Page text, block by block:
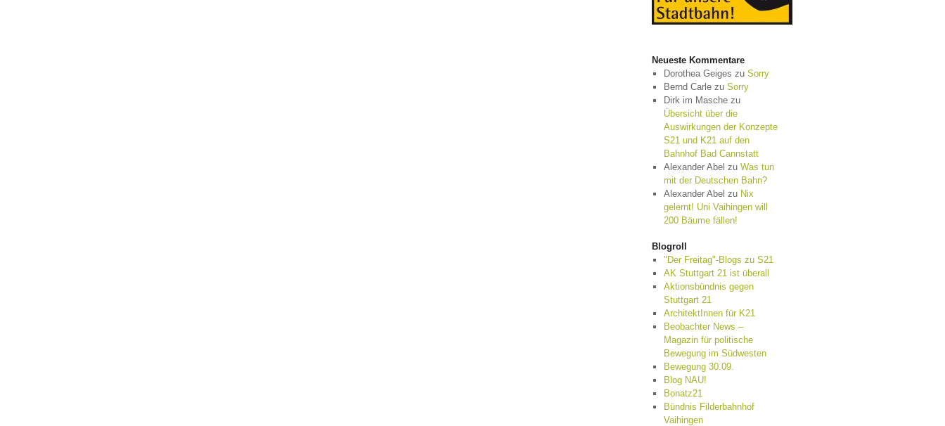
Neueste Kommentare
Dorothea Geiges zu Sorry
Bernd Carlezu Sorry
Dirk im Maschezu
Übersicht über die
Auswirkungen der Konzepte
S21 und K21 auf den
Bahnhof Bad Cannstatt
Alexander Abel zu Was tun
mit der Deutschen Bahn?
Alexander Abel zu Nix
gelernt! Uni Vaihingen will
200 Bäume fällen!
Blogroll
"Der Freitag"-Blogs zu S21
AK Stuttgart 21 ist überall
Aktionsbündnis gegen
Stuttgart 21
ArchitektInnen für K21
Beobachter News –
Magazin für politische
Bewegung im Südwesten
Bewegung 30.09.
Blog NAU!
Bonatz21
Bündnis Filderbahnhof
Vaihingen